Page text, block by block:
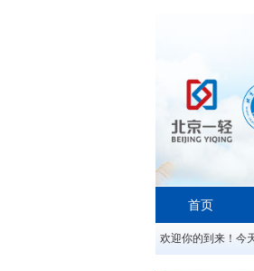
首页
欢迎你的到来！今